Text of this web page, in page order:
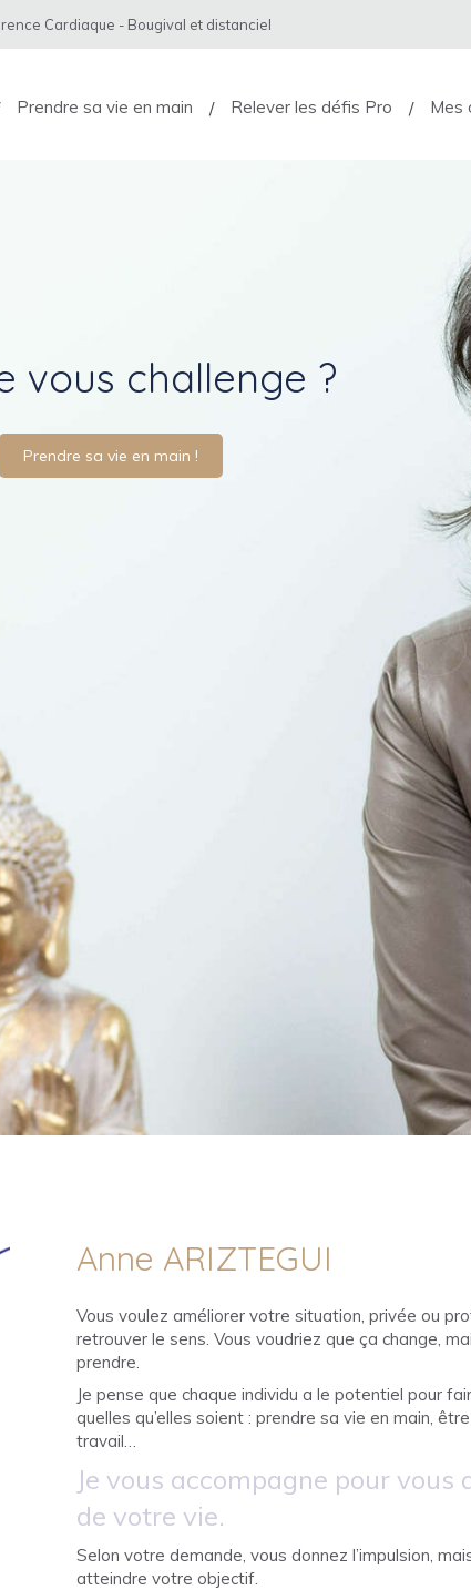
Cardiaque - Bougival et distanciel
Prendre sa vie en main Relever les défis Pro Mes
vous challenge ?
Prendre sa vie en main !
Anne ARIZTEGUI
Vous voulez améliorer votre situation, privée ou
retrouver le sens. Vous voudriez que ça change,
prendre.
Je pense que chaque individu a le potentiel pour
quelles qu’elles soient : prendre sa vie en main,
travail…
Je vous accompagne pour vous
de votre vie.
Selon votre demande, vous donnez l’impulsion,
atteindre votre objectif.